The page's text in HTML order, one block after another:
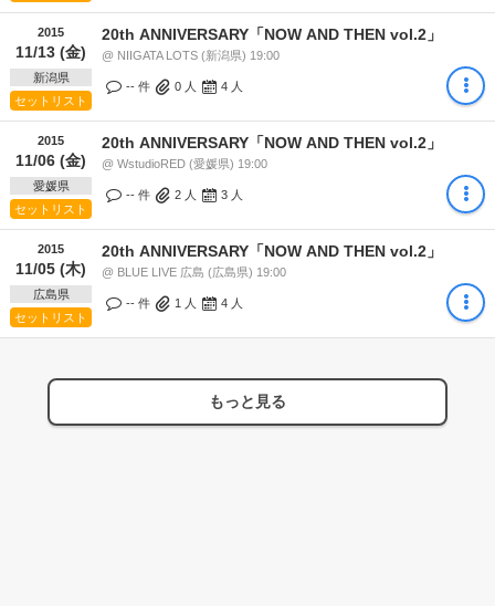
2015
11/13 (金)
新潟県
セットリスト
20th ANNIVERSARY「NOW AND THEN vol.2」
@ NIIGATA LOTS (新潟県) 19:00
-- 件 0 人 4 人
2015
11/06 (金)
愛媛県
セットリスト
20th ANNIVERSARY「NOW AND THEN vol.2」
@ WstudioRED (愛媛県) 19:00
-- 件 2 人 3 人
2015
11/05 (木)
広島県
セットリスト
20th ANNIVERSARY「NOW AND THEN vol.2」
@ BLUE LIVE 広島 (広島県) 19:00
-- 件 1 人 4 人
もっと見る